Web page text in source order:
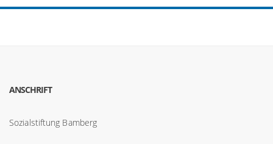
ANSCHRIFT
Sozialstiftung Bamberg